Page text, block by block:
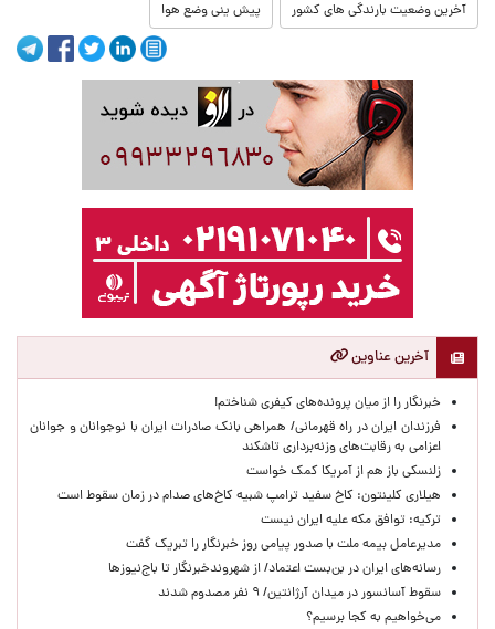
آخرین وضعیت بارندگی های کشور پیش ینی وضع هوا
آخرین عناوین
خبرنگار را از میان پرونده‌های کیفری شناختم!
​فرزندان ایران در راه قهرمانی/ همراهی بانک صادرات ایران با نوجوانان و جوانان
اعزامی به رقابت‌های وزنه‌برداری تاشکند
زلنسکی باز هم از آمریکا کمک خواست
هیلاری کلینتون: کاخ سفید ترامپ شبیه کاخ‌های صدام در زمان سقوط است
ترکیه: توافق مکه علیه ایران نیست
مدیرعامل بیمه ملت با صدور پیامی روز خبرنگار را تبریک گفت
رسانه‌های ایران در بن‌بست اعتماد/ از شهروندخبرنگار تا باج‌نیوزها
سقوط آسانسور در میدان آرژانتین/ ۹ نفر مصدوم شدند
می‌خواهیم به کجا برسیم؟